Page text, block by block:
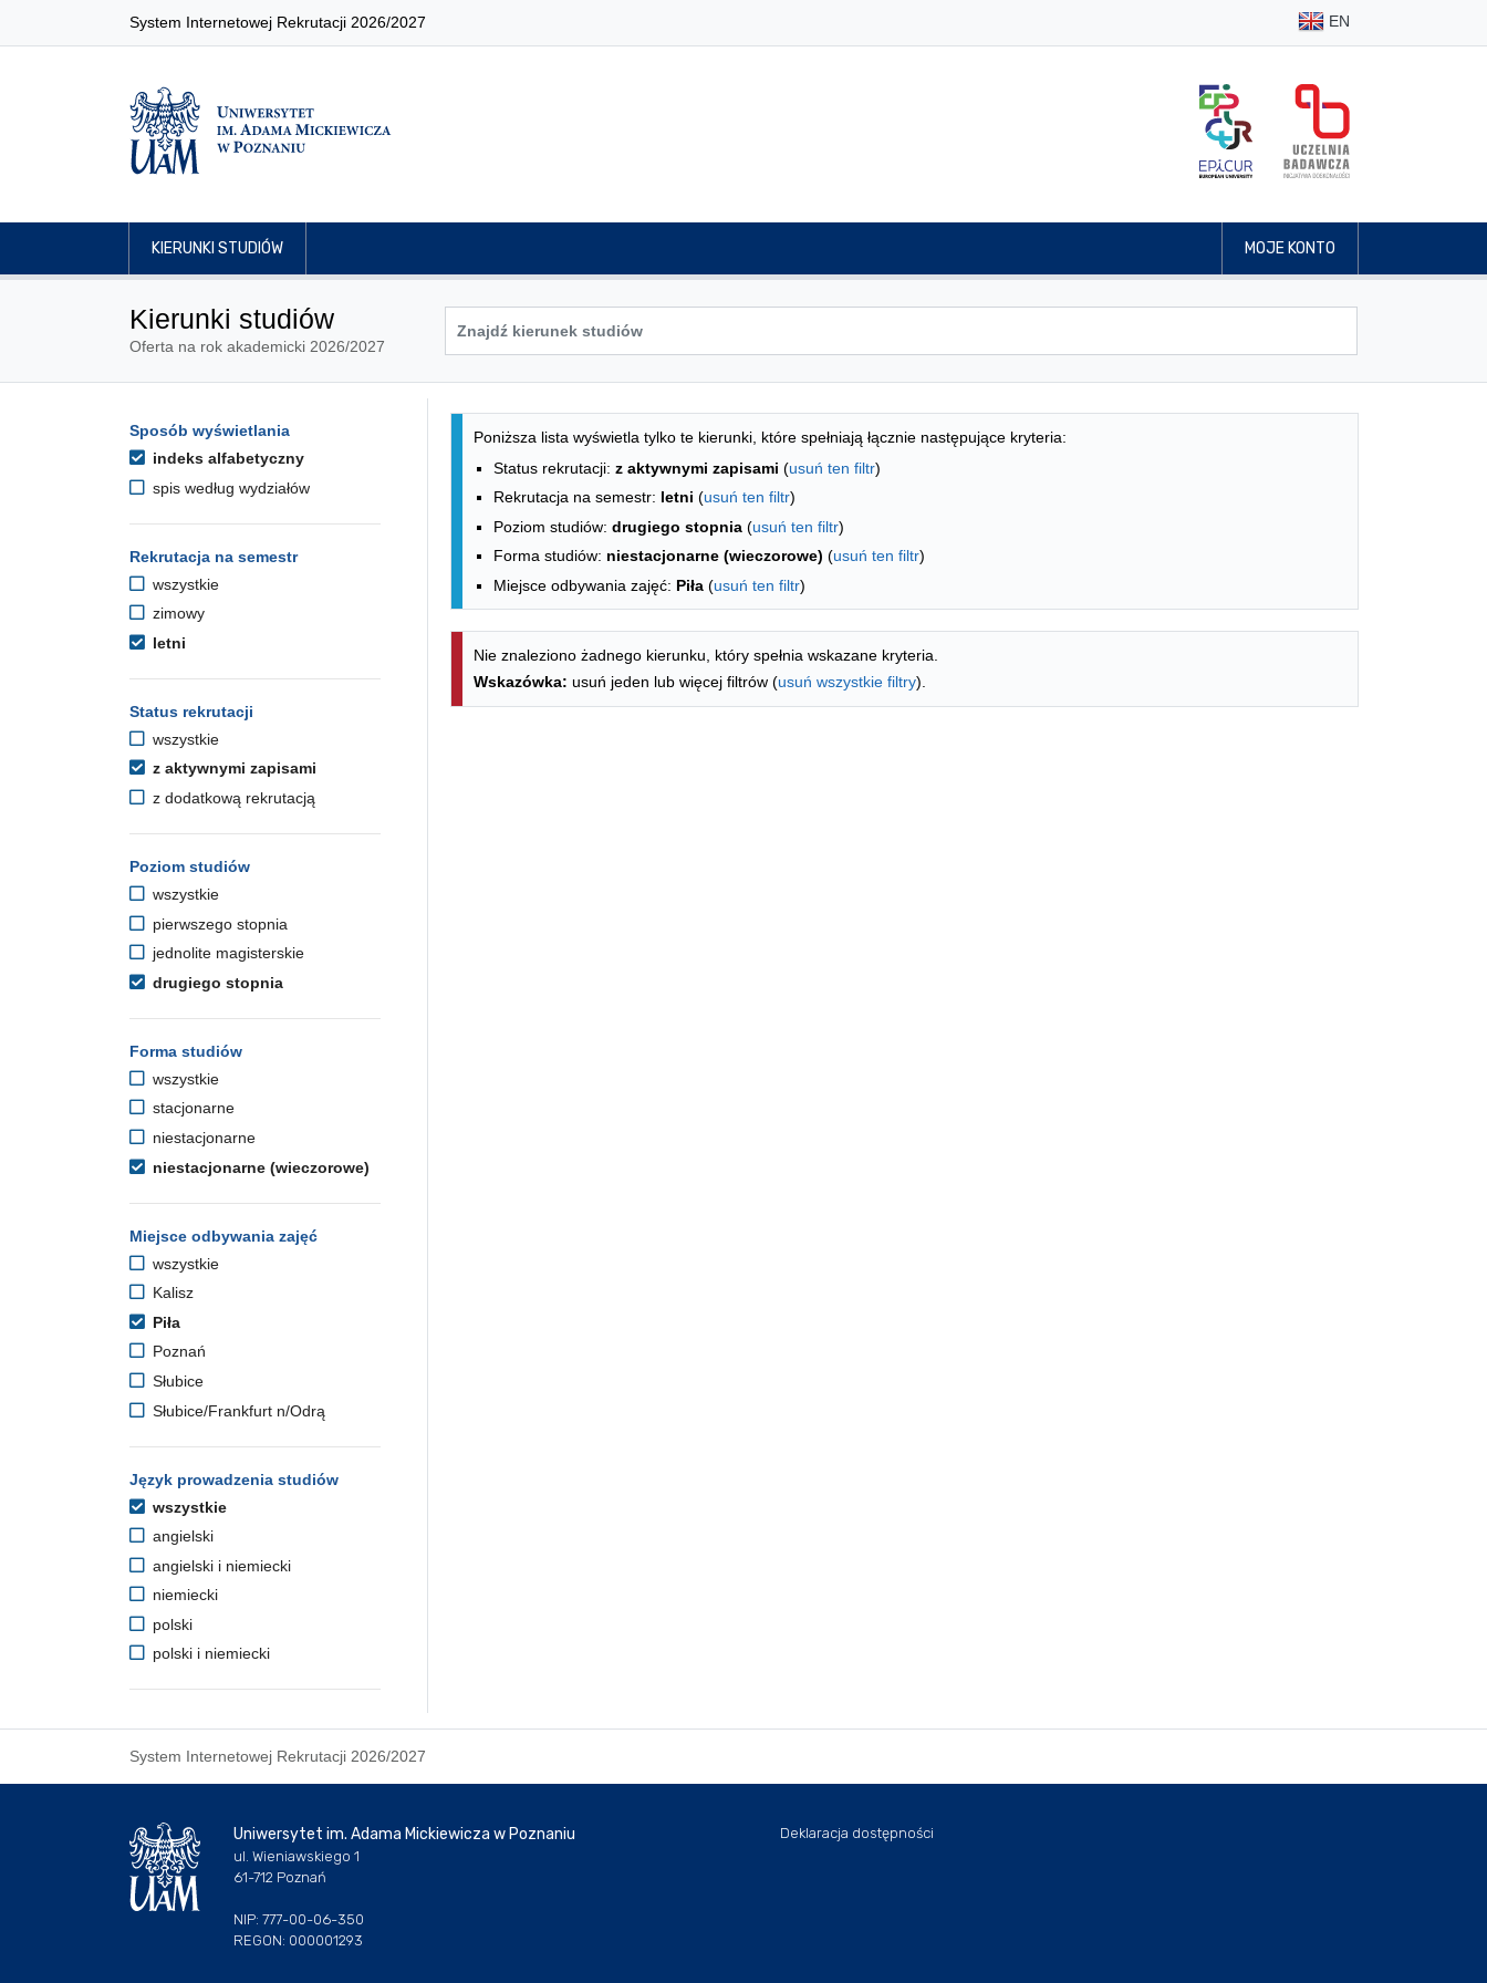
System Internetowej Rekrutacji 2026/2027 EN
KIERUNKI STUDIÓW MOJE KONTO
Kierunki studiów
Oferta na rok akademicki 2026/2027
Opcje filtrowania kierunków studiów
Przejdź do listy kierunków
Sposób wyświetlania
indeks alfabetyczny
spis według wydziałów
Rekrutacja na semestr
wszystkie
zimowy
letni
Status rekrutacji
wszystkie
z aktywnymi zapisami
z dodatkową rekrutacją
Poziom studiów
wszystkie
pierwszego stopnia
jednolite magisterskie
drugiego stopnia
Forma studiów
wszystkie
stacjonarne
niestacjonarne
niestacjonarne (wieczorowe)
Miejsce odbywania zajęć
wszystkie
Kalisz
Piła
Poznań
Słubice
Słubice/Frankfurt n/Odrą
Język prowadzenia studiów
wszystkie
angielski
angielski i niemiecki
niemiecki
polski
polski i niemiecki
Lista kierunków - indeks alfabetyczny
Poniższa lista wyświetla tylko te kierunki, które spełniają łącznie następujące kryteria:
Status rekrutacji: z aktywnymi zapisami (usuń ten filtr)
Rekrutacja na semestr: letni (usuń ten filtr)
Poziom studiów: drugiego stopnia (usuń ten filtr)
Forma studiów: niestacjonarne (wieczorowe) (usuń ten filtr)
Miejsce odbywania zajęć: Piła (usuń ten filtr)
Nie znaleziono żadnego kierunku, który spełnia wskazane kryteria.
Wskazówka: usuń jeden lub więcej filtrów (usuń wszystkie filtry).
System Internetowej Rekrutacji 2026/2027
Uniwersytet im. Adama Mickiewicza w Poznaniu
ul. Wieniawskiego 1
61-712 Poznań
NIP: 777-00-06-350
REGON: 000001293
Deklaracja dostępności